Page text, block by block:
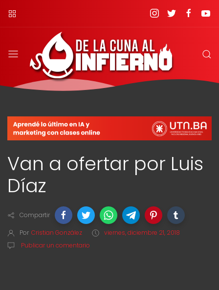
Van a ofertar por Luis
Díaz
Compartir
Por Cristian González
viernes, diciembre 21, 2018
Publicar un comentario